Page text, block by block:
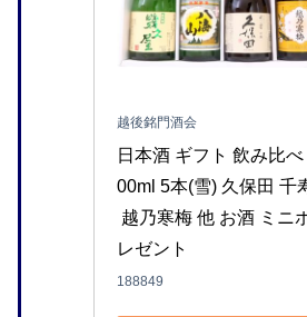
越後銘門酒会
日本酒 ギフト 飲み比
00ml 5本(雪) 久保田 千
越乃寒梅 他 お酒 ミニ
レゼント
188849